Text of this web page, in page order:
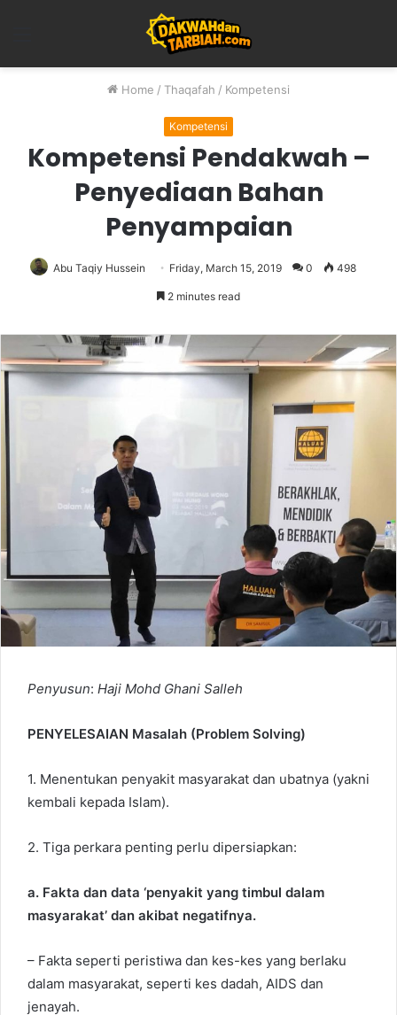
Home / Thaqafah / Kompetensi
Kompetensi
Kompetensi Pendakwah –
Penyediaan Bahan
Penyampaian
Abu Taqiy Hussein Friday, March 15, 2019 0 498
2 minutes read
Penyusun: Haji Mohd Ghani Salleh
PENYELESAIAN Masalah (Problem Solving)
1. Menentukan penyakit masyarakat dan ubatnya (yakni
kembali kepada Islam).
2. Tiga perkara penting perlu dipersiapkan:
a. Fakta dan data ‘penyakit yang timbul dalam
masyarakat’ dan akibat negatifnya.
– Fakta seperti peristiwa dan kes-kes yang berlaku
dalam masyarakat, seperti kes dadah, AIDS dan
jenayah.